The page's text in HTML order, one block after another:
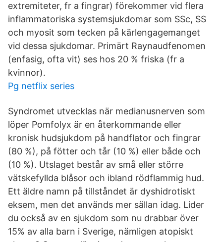
extremiteter, fr a fingrar) förekommer vid flera
inflammatoriska systemsjukdomar som SSc, SS
och myosit som tecken på kärlengagemanget
vid dessa sjukdomar. Primärt Raynaudfenomen
(enfasig, ofta vit) ses hos 20 % friska (fr a
kvinnor).
Pg netflix series
Syndromet utvecklas när medianusnerven som
löper Pomfolyx är en återkommande eller
kronisk hudsjukdom på handflator och fingrar
(80 %), på fötter och tår (10 %) eller både och
(10 %). Utslaget består av små eller större
vätskefyllda blåsor och ibland rödflammig hud.
Ett äldre namn på tillståndet är dyshidrotiskt
eksem, men det används mer sällan idag. Lider
du också av en sjukdom som nu drabbar över
15% av alla barn i Sverige, nämligen atopiskt